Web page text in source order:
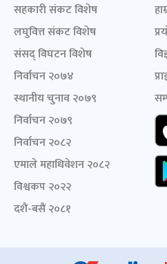
सहकारी संकट विशेष
लघुवित्त संकट विशेष
संसद् विघटन विशेष
निर्वाचन २०७४
स्थानीय चुनाव २०७९
निर्वाचन २०७९
निर्वाचन २०८२
एमाले महाधिवेशन २०८२
विश्वकप २०२२
दशैं-बसैं २०८१